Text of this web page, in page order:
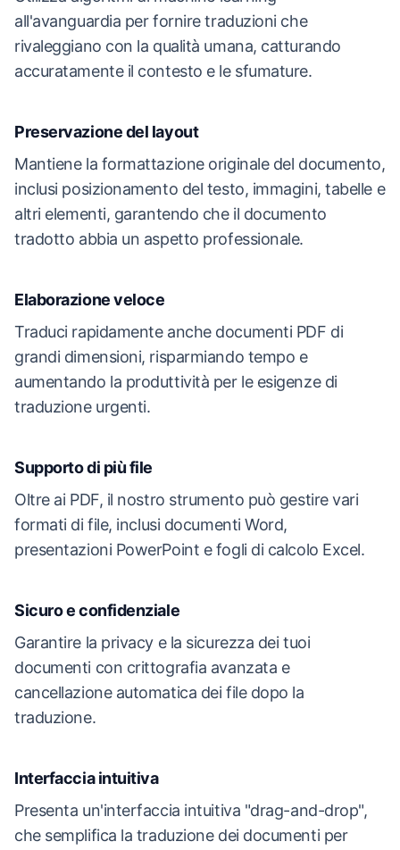
all'avanguardia per fornire traduzioni che
rivaleggiano con la qualità umana, catturando
accuratamente il contesto e le sfumature.
Preservazione del layout
Mantiene la formattazione originale del documento,
inclusi posizionamento del testo, immagini, tabelle e
altri elementi, garantendo che il documento
tradotto abbia un aspetto professionale.
Elaborazione veloce
Traduci rapidamente anche documenti PDF di
grandi dimensioni, risparmiando tempo e
aumentando la produttività per le esigenze di
traduzione urgenti.
Supporto di più file
Oltre ai PDF, il nostro strumento può gestire vari
formati di file, inclusi documenti Word,
presentazioni PowerPoint e fogli di calcolo Excel.
Sicuro e confidenziale
Garantire la privacy e la sicurezza dei tuoi
documenti con crittografia avanzata e
cancellazione automatica dei file dopo la
traduzione.
Interfaccia intuitiva
Presenta un'interfaccia intuitiva "drag-and-drop",
che semplifica la traduzione dei documenti per